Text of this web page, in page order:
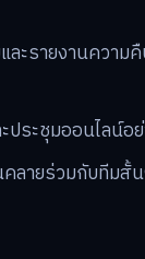
ละรายงานความ
ประชุมออนไลน์อ
ลายร่วมกับทีมสั้น